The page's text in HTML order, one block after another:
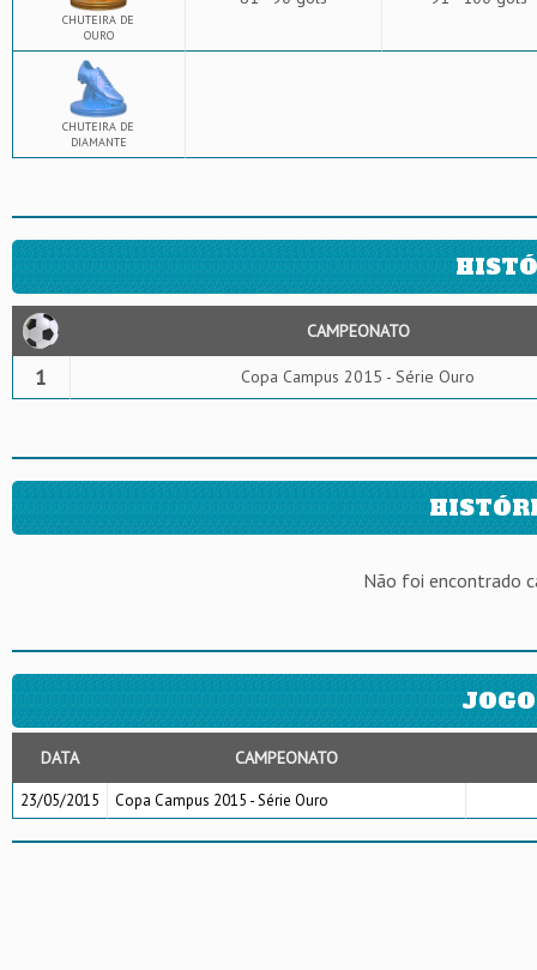
CHUTEIRA DE
OURO
CHUTEIRA DE
DIAMANTE
CAMPEONATO
1 Copa Campus 2015 - Série Ouro
Não foi encontrado
DATA CAMPEONATO
23/05/2015 Copa Campus 2015 - Série Ouro